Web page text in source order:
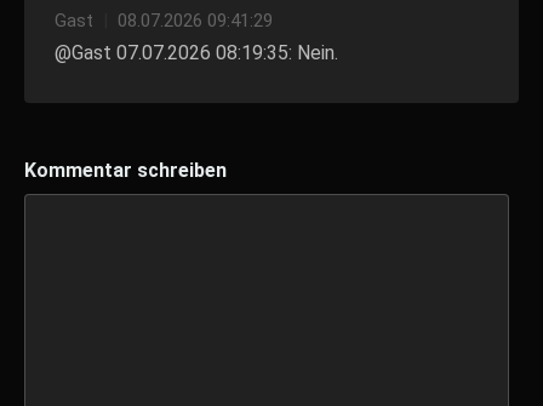
Gast 08.07.2026 09:41:29
@Gast 07.07.2026 08:19:35: Nein.
Kommentar schreiben